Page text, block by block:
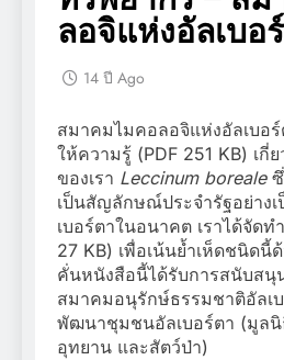
ลอจิแห่งอัลเบอ
14 ปี Ago
สมาคมไมคอลอจิแห่งอัลเบอร์
ให้ความรู้ (PDF 251 KB) เกี่
ของเรา Leccinum borealeซึ่
เป็นสัญลักษณ์ประจำรัฐอย่าง
เบอร์ตาในอนาคต เราได้จัด
27 KB) เพื่อเน้นย้ำเห็ดชนิดนี้
คั่นหนังสือนี้ได้รับการสนับสนุ
สมาคมอนุรักษ์ธรรมชาติอัลเ
พัฒนาชุมชนอัลเบอร์ตา (มูล
อุทยาน และสัตว์ป่า)